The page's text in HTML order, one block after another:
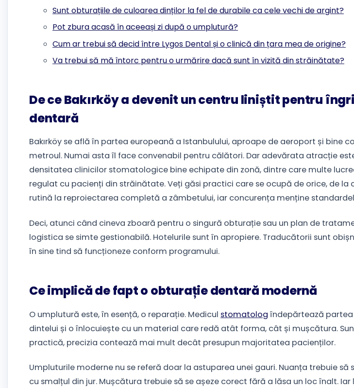
Sunt obturațiile de culoarea dinților la fel de durabile ca cele vechi de argint?
Pot zbura acasă în aceeași zi după o umplutură?
Cum ar trebui să decid între Lygos Dental și o clinică din țara mea de origine?
Va trebui să mă întorc pentru o urmărire dacă sunt în vizită din străinătate?
De ce Bakırköy a devenit un centru liniștit pentru
dentară
Bakırköy se află în partea europeană a Istanbulului, aproape de aeroport și bine
metroul. Numai asta îl face convenabil pentru călători. Dar adevărata atracție
densitatea clinicilor stomatologice bine echipate din zonă, dintre care multe
regulat cu pacienți din străinătate. Veți găsi practici care se ocupă de orice, de la
rutină la reproiectarea completă a zâmbetului, iar concurența menține
Deci, atunci când cineva zboară pentru o singură obturație sau un plan de
logistica se simte gestionabilă. Hotelurile sunt în apropiere. Traducătorii sunt
în sine tind să funcționeze conform programului.
Ce implică de fapt o obturație dentară modernă
O umplutură este, în esență, o reparație. Medicul stomatolog îndepărtează
dintelui și o înlocuiește cu un material care redă atât forma, cât și mușcătura.
practică, precizia contează mai mult decât presupun majoritatea pacienților.
Umpluturile moderne nu se referă doar la astuparea unei gauri. Nuanța trebuie să
cu smalțul din jur. Mușcătura trebuie să se așeze corect fără a lăsa un loc înalt.